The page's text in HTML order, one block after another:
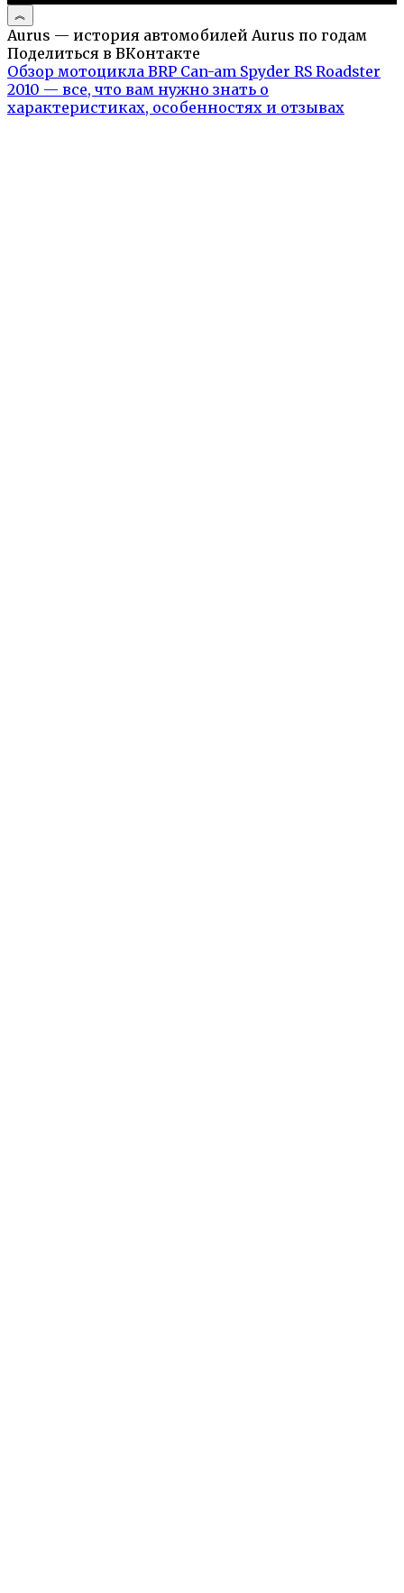
Aurus — история автомобилей Aurus по годам
Поделиться в ВКонтакте
Обзор мотоцикла BRP Can-am Spyder RS Roadster
2010 — все, что вам нужно знать о
характеристиках, особенностях и отзывах